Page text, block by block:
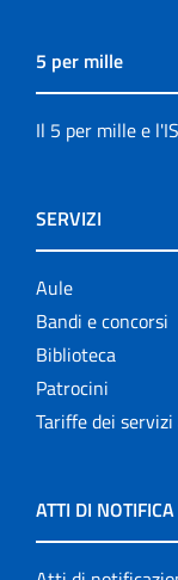
5 per mille
Il 5 per mille e
SERVIZI
Aule
Bandi e concorsi
Biblioteca
Patrocini
Tariffe dei
ATTI DI NOTIFICA